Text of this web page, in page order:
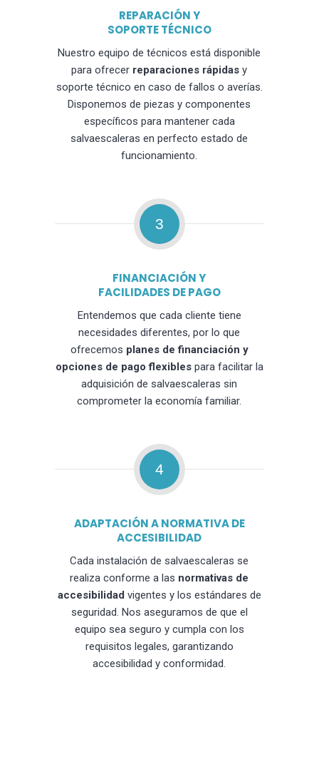
REPARACIÓN Y
SOPORTE TÉCNICO
Nuestro equipo de técnicos está disponible
para ofrecer reparaciones rápidas y
soporte técnico en caso de fallos o averías.
Disponemos de piezas y componentes
específicos para mantener cada
salvaescaleras en perfecto estado de
funcionamiento.
3
FINANCIACIÓN Y
FACILIDADES DE PAGO
Entendemos que cada cliente tiene
necesidades diferentes, por lo que
ofrecemos planes de financiación y
opciones de pago flexiblespara facilitar la
adquisición de salvaescaleras sin
comprometer la economía familiar.
4
ADAPTACIÓN A NORMATIVA DE
ACCESIBILIDAD
Cada instalación de salvaescaleras se
realiza conforme a las normativas de
accesibilidad vigentes y los estándares de
seguridad. Nos aseguramos de que el
equipo sea seguro y cumpla con los
requisitos legales, garantizando
accesibilidad y conformidad.